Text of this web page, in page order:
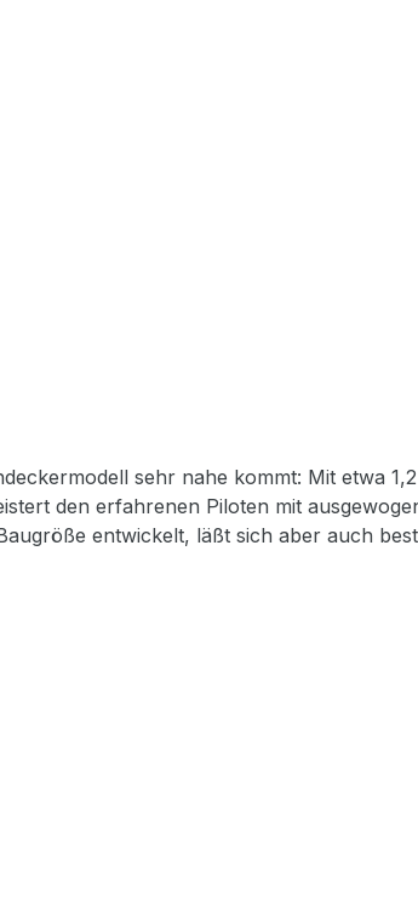
sehr nahe kommt: Mit etwa
den erfahrenen Piloten mit
entwickelt, läßt sich aber auch
und passende Luftschraube mit